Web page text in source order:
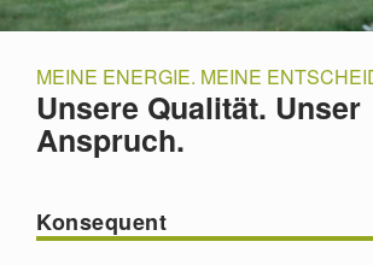
MEINE ENERGIE. MEINE
Unsere Qualität. Unser
Anspruch.
Konsequent